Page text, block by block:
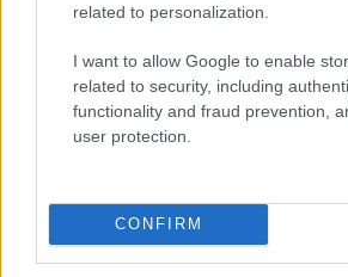
related to personalization.
I want to allow Google to enable
related to security, including
functionality and fraud prevention,
user protection.
CONFIRM
περισσότερα
, 5 Αυγούστου 2026 || Αγορές